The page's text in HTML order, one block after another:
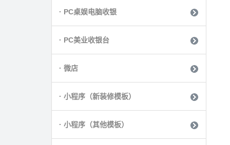
· PC桌娱电脑收银
· PC美业收银台
· 微店
· 小程序（新装修模板）
· 小程序（其他模板）